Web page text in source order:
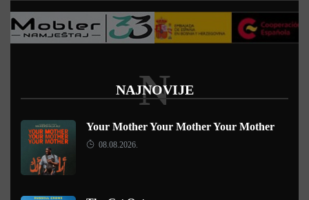
NAJNOVIJE
N
Your Mother Your Mother Your Mother
08.08.2026.